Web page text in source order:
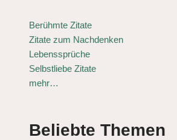
Berühmte Zitate
Zitate zum Nachdenken
Lebenssprüche
Selbstliebe Zitate
mehr…
Beliebte Themen